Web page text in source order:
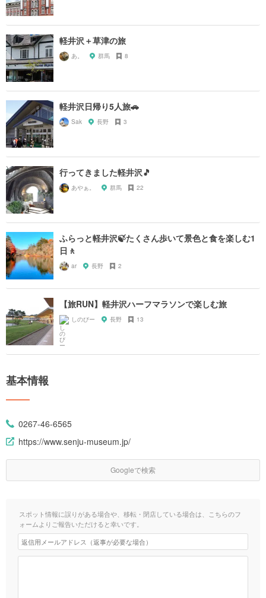
軽井沢＋草津の旅
あ。 群馬 8
軽井沢日帰り5人旅🚗
Sak 長野 3
行ってきました軽井沢🎵
あやぁ。 群馬 22
ふらっと軽井沢🍃たくさん歩いて景色と食を楽しむ1
日🚶
ar 長野 2
【旅RUN】軽井沢ハーフマラソンで楽しむ旅
しのびー 長野 13
基本情報
0267-46-6565
https://www.senju-museum.jp/
Googleで検索
スポット情報に誤りがある場合や、移転・閉店している場合は、こちらのフ
ォームよりご報告いただけると幸いです。